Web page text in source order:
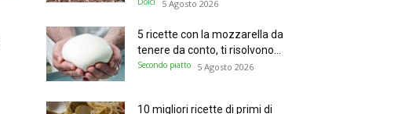
5 Agosto 2026
5 ricette con la mozzarella da
tenere da conto, ti risolvono...
Secondo piatto 5 Agosto 2026
10 migliori ricette di primi di